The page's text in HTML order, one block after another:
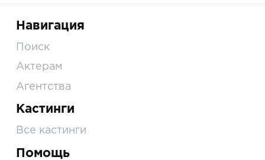
Навигация
Поиск
Актерам
Агентства
Кастинги
Все кастинги
Помощь